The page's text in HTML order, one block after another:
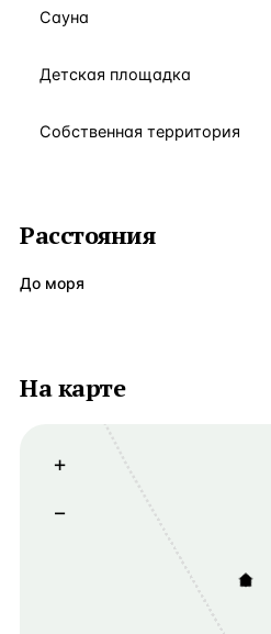
Сауна
Детская площадка
Собственная территория
Расстояния
До моря
На карте
+
−